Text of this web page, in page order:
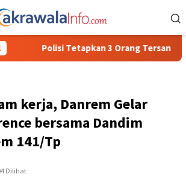
Tersangka Baru Kasus Penyalahgunaan
kerja, Danrem Gelar
bersama Dandim
141/Tp
Dilihat